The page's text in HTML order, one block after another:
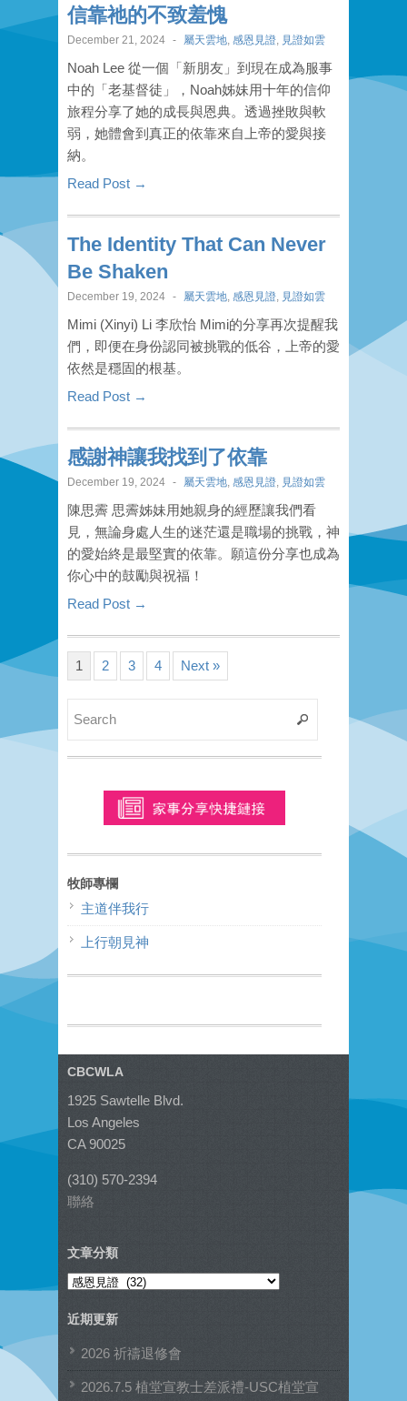
信靠祂的不致羞愧
December 21, 2024 - 屬天雲地 感恩見證 見證如雲
Noah Lee 從一個「新朋友」到現在成為服事
中的「老基督徒」，Noah姊妹用十年的信仰
旅程分享了她的成長與恩典。透過挫敗與軟
弱，她體會到真正的依靠來自上帝的愛與接
納。
Read Post →
The Identity That Can Never
Be Shaken
December 19, 2024 - 屬天雲地 感恩見證 見證如雲
Mimi (Xinyi) Li 李欣怡 Mimi的分享再次提醒我
們，即便在身份認同被挑戰的低谷，上帝的愛
依然是穩固的根基。
Read Post →
感謝神讓我找到了依靠
December 19, 2024 - 屬天雲地 感恩見證 見證如雲
陳思霽 思霽姊妹用她親身的經歷讓我們看
見，無論身處人生的迷茫還是職場的挑戰，神
的愛始終是最堅實的依靠。願這份分享也成為
你心中的鼓勵與祝福！
Read Post →
1 2 3 4 Next »
牧師專欄
主道伴我行
上行朝見神
CBCWLA
1925 Sawtelle Blvd.
Los Angeles
CA 90025
(310) 570-2394
聯絡
文章分類
文
分
類
近期更新
2026 祈禱退修會
2026.7.5 植堂宣教士差派禮-USC植堂宣